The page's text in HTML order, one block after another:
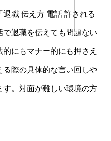
職 伝え方 電話 許される
退職を伝えても問題ない
にもマナー的にも押さえ
る際の具体的な言い回しや
。対面が難しい環境の方